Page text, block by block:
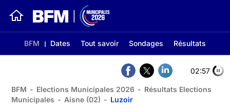
BFM Dates Tout savoir Sondages Résultats
02:56
BFM - Elections Municipales 2026 - Résultats Elections
Municipales - Aisne (02) - Luzoir